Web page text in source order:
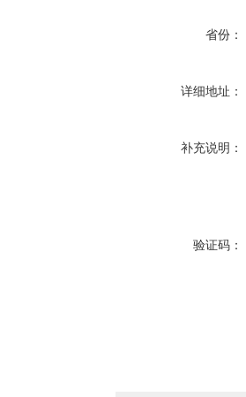
省份：
详细地址：
补充说明：
验证码：